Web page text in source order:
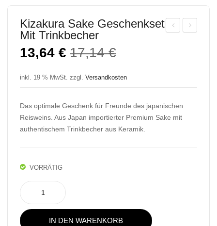
ock
net
g
Kizakura Sake Geschenkset
Mit Trinkbecher
17,14€Ursprünglicher
war:
17,14 €
13,64 €
Aktueller
ist:
13,64 €.
inkl. 19 % MwSt. zzgl. Versandkosten
Das optimale Geschenk für Freunde des japanischen
Reisweins. Aus Japan importierter Premium Sake mit
authentischem Trinkbecher aus Keramik.
VORRÄTIG
Sake
Geschenkset
mit
IN DEN WARENKORB